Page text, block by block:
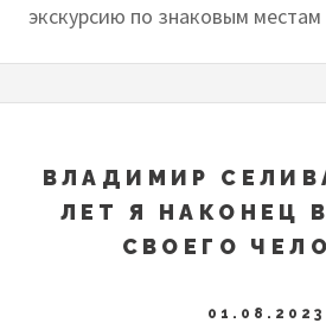
экскурсию по знаковым местам
ВЛАДИМИР
ЛЕТ Я НАКОНЕЦ
СВОЕГО
01.08.2023